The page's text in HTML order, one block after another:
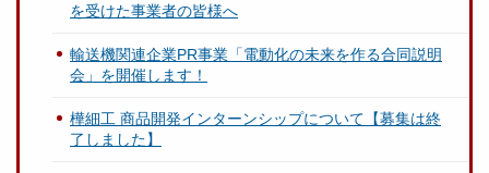
を受けた事業者の皆様へ
輸送機関連企業PR事業「電動化の未来を作る合同説明
会」を開催します！
樺細工 商品開発インターンシップについて【募集は終
了しました】